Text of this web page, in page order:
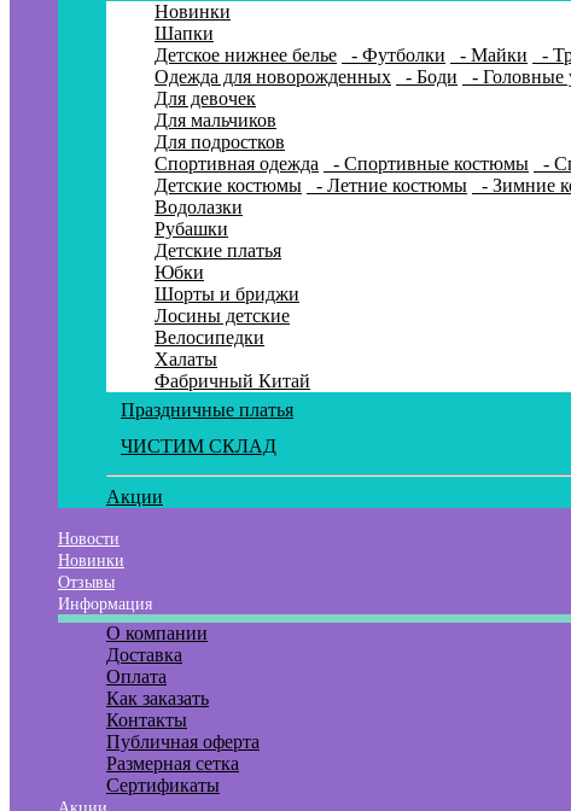
Новинки
Шапки
Детское нижнее белье
- Футболки - Майки -
Одежда для новорожденных
- Боди - Головные
Для девочек
Для мальчиков
Для подростков
Спортивная одежда
- Спортивные костюмы -
Детские костюмы
- Летние костюмы
- Зимние
Водолазки
Рубашки
Детские платья
Юбки
Шорты и бриджи
Лосины детские
Велосипедки
Халаты
Фабричный Китай
Праздничные платья
ЧИСТИМ СКЛАД
Акции
Новости
Новинки
Отзывы
Информация
О компании
Доставка
Оплата
Как заказать
Контакты
Публичная оферта
Размерная сетка
Сертификаты